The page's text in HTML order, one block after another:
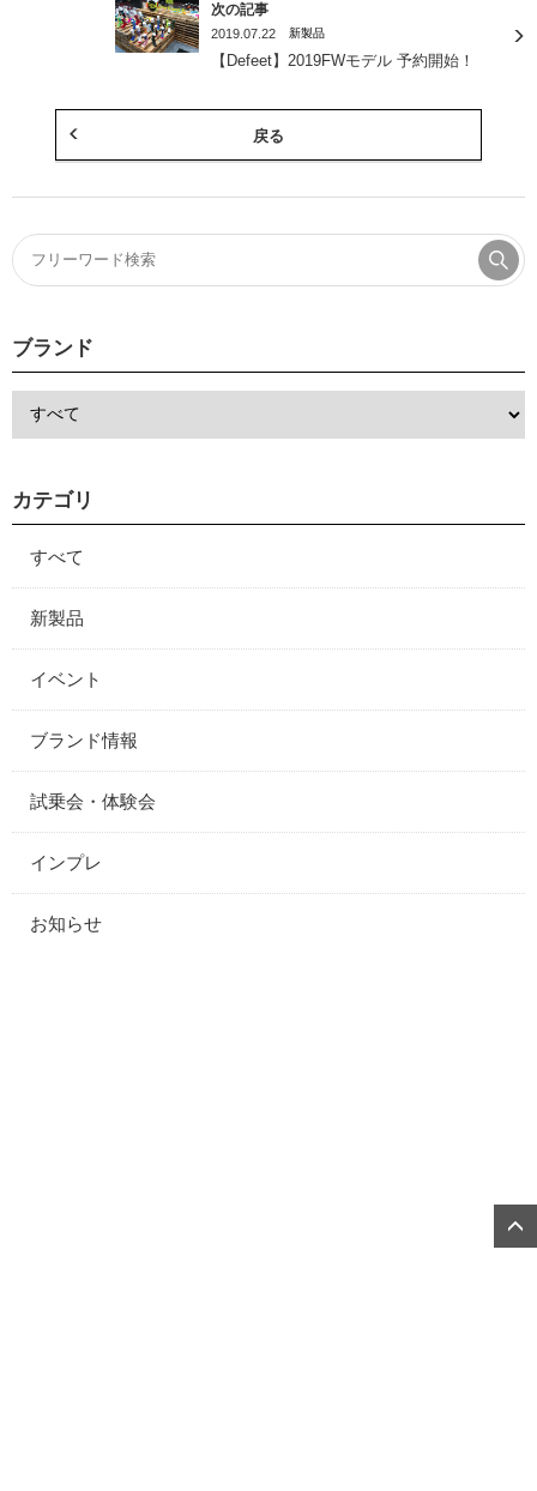
次の記事
2019.07.22 新製品
【Defeet】2019FWモデル 予約開始！
戻る
ブランド
カテゴリ
すべて
新製品
イベント
ブランド情報
試乗会・体験会
インプレ
お知らせ